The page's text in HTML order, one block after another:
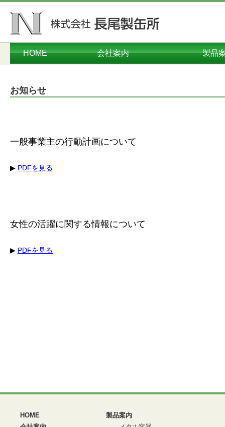
HOME 会社案内 製品
お知らせ
一般事業主の行動計画について
▶ PDFを見る
女性の活躍に関する情報について
▶ PDFを見る
HOME
製品案内